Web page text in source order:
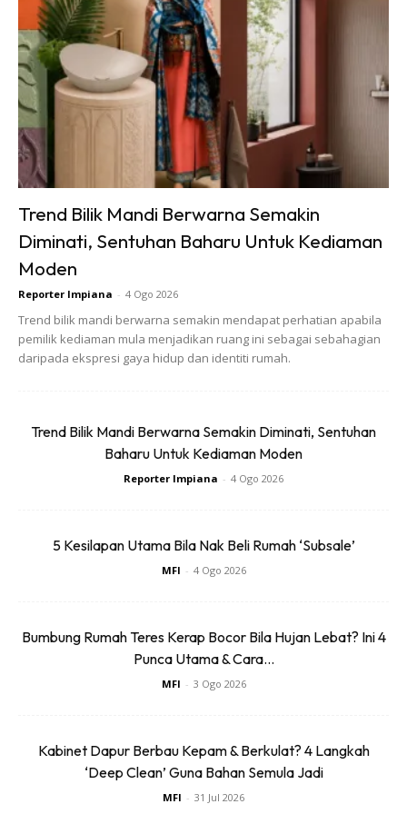
Ads
asam keping. Dah siap, toskan dan boleh masak macam
biasa.
Trend Bilik Mandi Berwarna Semakin
Diminati, Sentuhan Baharu Untuk Kediaman
Moden
Reporter Impiana - 4 Ogo 2026
Trend bilik mandi berwarna semakin mendapat perhatian apabila
pemilik kediaman mula menjadikan ruang ini sebagai sebahagian
daripada ekspresi gaya hidup dan identiti rumah.
Trend Bilik Mandi Berwarna Semakin Diminati, Sentuhan
Baharu Untuk Kediaman Moden
Reporter Impiana - 4 Ogo 2026
5 Kesilapan Utama Bila Nak Beli Rumah ‘Subsale’
MFI - 4 Ogo 2026
Bumbung Rumah Teres Kerap Bocor Bila Hujan Lebat? Ini 4
Punca Utama & Cara...
MFI - 3 Ogo 2026
Kabinet Dapur Berbau Kepam & Berkulat? 4 Langkah
‘Deep Clean’ Guna Bahan Semula Jadi
MFI - 31 Jul 2026